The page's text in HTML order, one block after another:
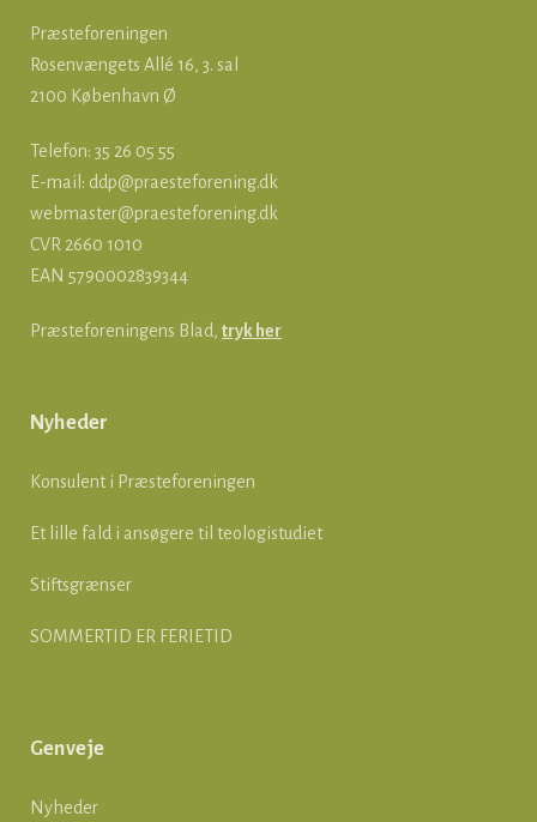
Præsteforeningen
Rosenvængets Allé 16, 3. sal
2100 København Ø
Telefon: 35 26 05 55
E-mail: ddp@praesteforening.dk
webmaster@praesteforening.dk
CVR 2660 1010
EAN 5790002839344
Præsteforeningens Blad, tryk her
Nyheder
Konsulent i Præsteforeningen
Et lille fald i ansøgere til teologistudiet
Stiftsgrænser
SOMMERTID ER FERIETID
Genveje
Nyheder